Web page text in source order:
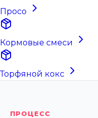
Просо
Кормовые смеси
Торфяной кокс
ПРОЦЕСС